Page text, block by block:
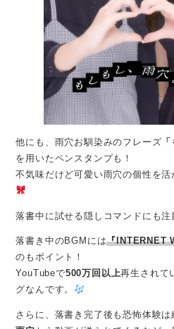
他にも、雨穴お馴染みのフレーズ
を用いたペンスタンプも！
不気味だけど可愛い雨穴の個性を活
落書中に試せる隠しコマンドにも注
落書き中のBGMには『INTERNET
のもポイント！
YouTubeで500万回以上再生されて
グなんです。
さらに、落書き完了後も恐怖体験は